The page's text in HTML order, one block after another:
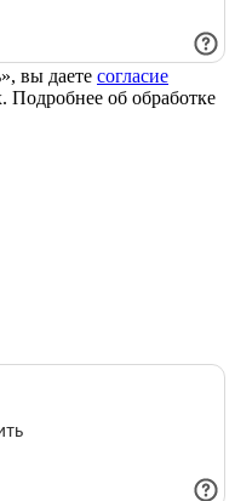
вы даете согласие
Подробнее об обработке